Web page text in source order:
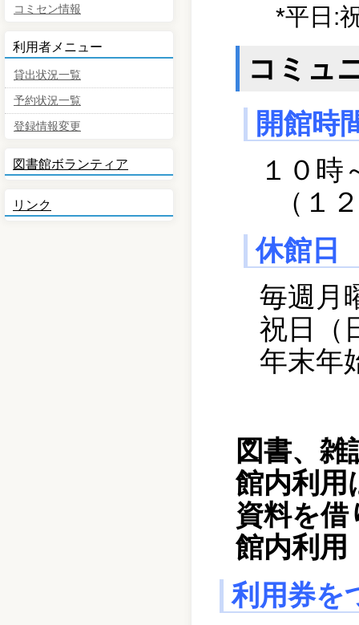
*平日:
コミュ
開館時
１０時
（１
休館日
毎週月
祝日（
年末年
図書、
館内利用
資料を借
館内利用
利用券
コミセン情報
利用者メニュー
貸出状況一覧
予約状況一覧
登録情報変更
図書館ボランティア
リンク